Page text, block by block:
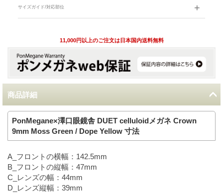
サイズガイド/対応部位
11,000円以上のご注文は日本国内送料無料
商品詳細
PonMegane×澤口眼鏡舎 DUET celluloidメガネ Crown
9mm Moss Green / Dope Yellow 寸法
A_フロントの横幅：142.5mm
B_フロントの縦幅：47mm
C_レンズの幅：44mm
D_レンズ縦幅：39mm